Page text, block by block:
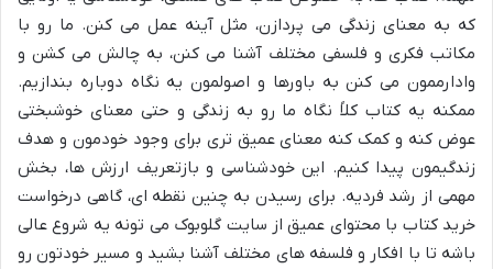
که به معنای زندگی می پردازن، مثل آینه عمل می کنن. ما رو با
مکاتب فکری و فلسفی مختلف آشنا می کنن، به چالش می کشن و
وادارممون می کنن به باورها و اصولمون یه نگاه دوباره بندازیم.
ممکنه یه کتاب کلاً نگاه ما رو به زندگی و حتی معنای خوشبختی
عوض کنه و کمک کنه معنای عمیق تری برای وجود خودمون و هدف
زندگیمون پیدا کنیم. این خودشناسی و بازتعریف ارزش ها، بخش
مهمی از رشد فردیه. برای رسیدن به چنین نقطه ای، گاهی درخواست
خرید کتاب با محتوای عمیق از سایت گلوبوک می تونه یه شروع عالی
باشه تا با افکار و فلسفه های مختلف آشنا بشید و مسیر خودتون رو